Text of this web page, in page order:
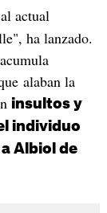
actual
ha lanzado.
alaban la
insultos y
individuo
Albiol de